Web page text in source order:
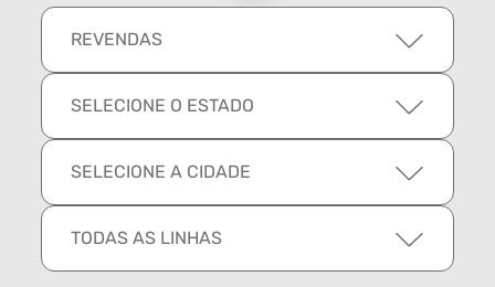
REVENDAS
SELECIONE O ESTADO
SELECIONE A CIDADE
TODAS AS LINHAS